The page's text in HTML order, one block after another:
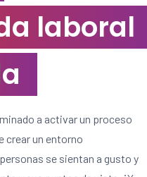
laboral
a activar un proceso
crear un entorno
se sientan a gusto y